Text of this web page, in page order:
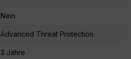
Nein
Advanced Threat Protection
3 Jahre